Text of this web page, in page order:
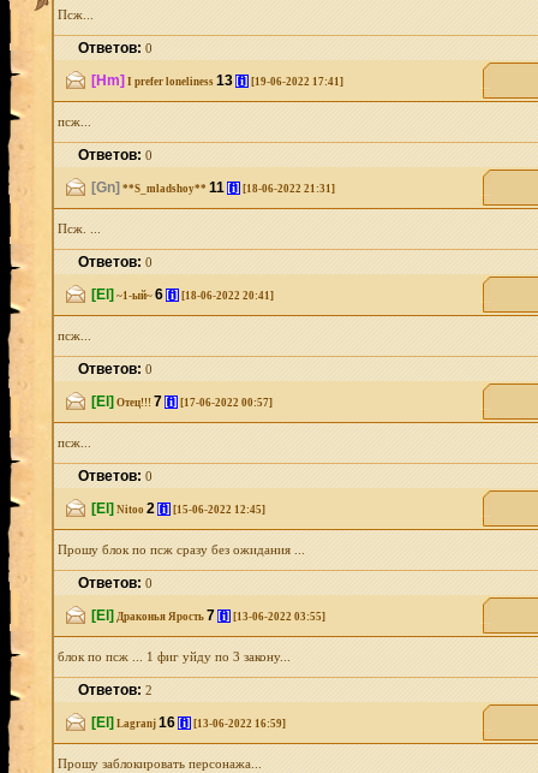
Псж...
Ответов:0
[Hm] I prefer loneliness 13 [i] [19-06-2022 17:41]
псж...
Ответов:0
[Gn] **S_mladshoy** 11 [i] [18-06-2022 21:31]
Псж. ...
Ответов:0
[El] ~1-ый~ 6 [i] [18-06-2022 20:41]
псж...
Ответов:0
[El] Отец!!! 7 [i] [17-06-2022 00:57]
псж...
Ответов:0
[El] Nitoo 2 [i] [15-06-2022 12:45]
Прошу блок по псж сразу без ожидания ...
Ответов:0
[El] Драконья Ярость 7 [i] [13-06-2022 03:55]
блок по псж ... 1 фиг уйду по 3 закону...
Ответов:2
[El] Lagranj 16 [i] [13-06-2022 16:59]
Прошу заблокировать персонажа...